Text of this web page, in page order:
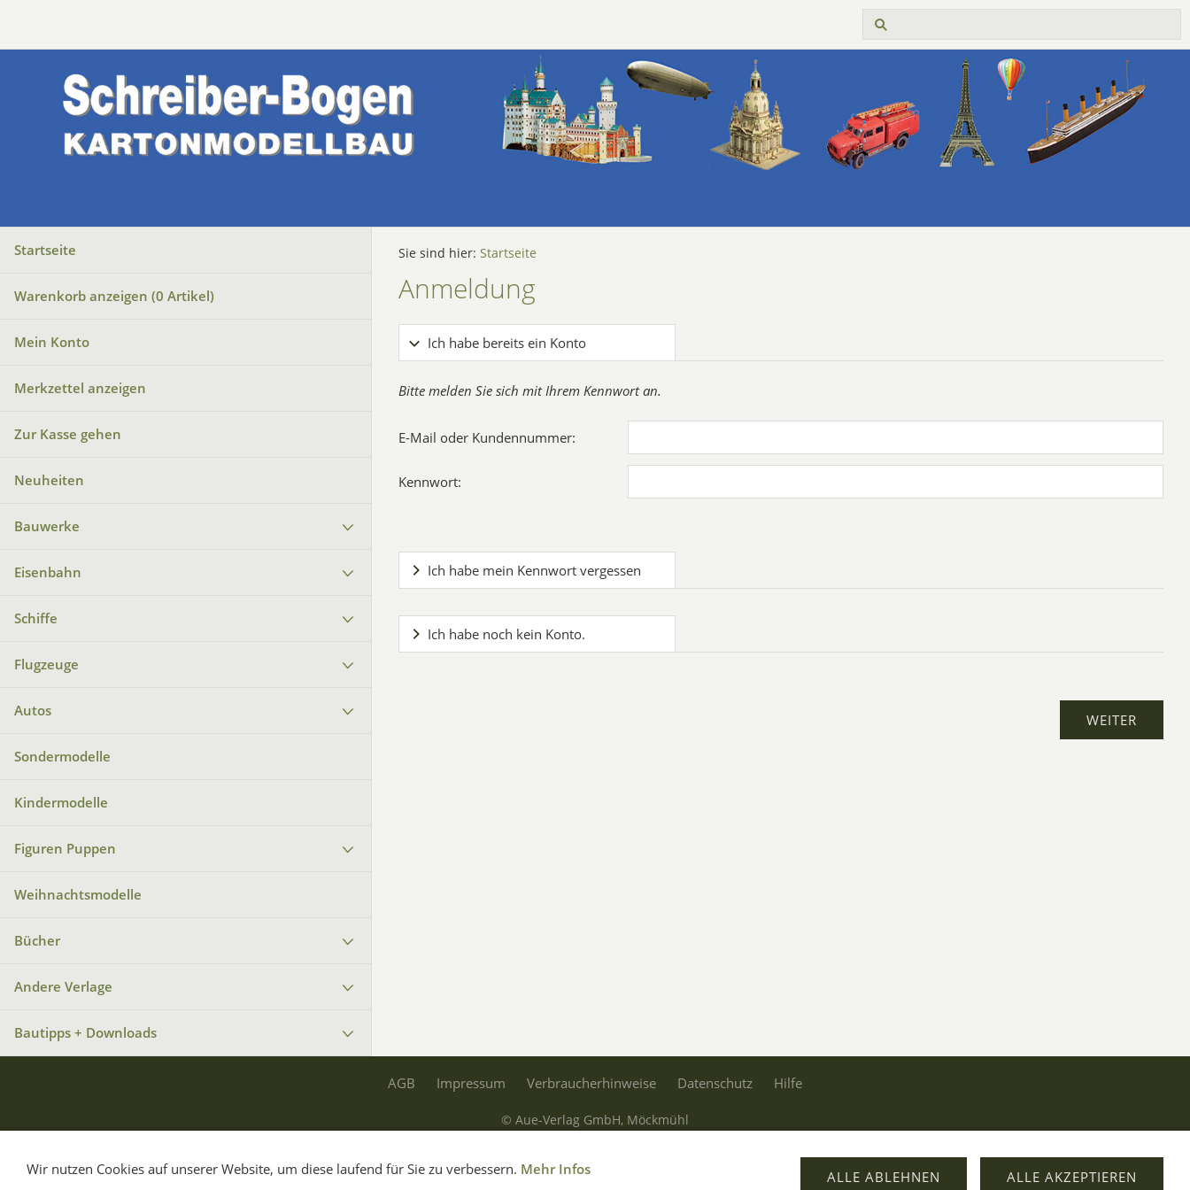
Startseite
Warenkorb anzeigen (0 Artikel)
Mein Konto
Merkzettel anzeigen
Zur Kasse gehen
Neuheiten
Bauwerke
Eisenbahn
Schiffe
Flugzeuge
Autos
Sondermodelle
Kindermodelle
Figuren Puppen
Weihnachtsmodelle
Bücher
Andere Verlage
Bautipps + Downloads
Sie sind hier: Startseite
Anmeldung
Ich habe bereits ein Konto
Bitte melden Sie sich mit Ihrem Kennwort an.
E-Mail oder Kundennummer:
Kennwort:
Ich habe mein Kennwort vergessen
Ich habe noch kein Konto.
AGB Impressum Verbraucherhinweise Datenschutz Hilfe
© Aue-Verlag GmbH, Möckmühl
Verträge widerrufen
Wir nutzen Cookies auf unserer Website, um diese laufend für Sie zu verbessern. Mehr Infos ALLE AKZEPTIEREN
ALLE ABLEHNEN